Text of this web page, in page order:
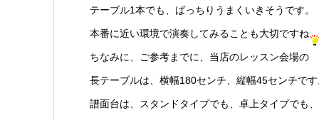
テーブル1本でも、ばっちりうまくいきそうです。
本番に近い環境で演奏してみることも大切ですね
ちなみに、ご参考までに、当店のレッスン会場の
長テーブルは、横幅180センチ、縦幅45センチで
譜面台は、スタンドタイプでも、卓上タイプでも、